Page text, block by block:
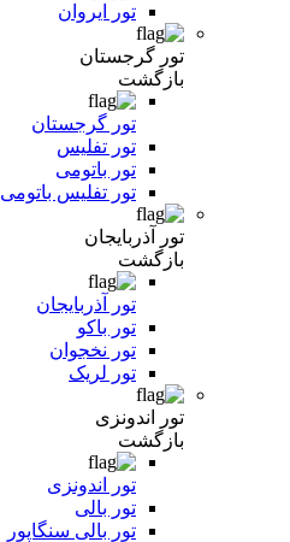
تور ایروان
تور گرجستان
بازگشت
تور گرجستان
تور تفلیس
تور باتومی
تور تفلیس باتومی
تور آذربایجان
بازگشت
تور آذربایجان
تور باکو
تور نخجوان
تور لریک
تور اندونزی
بازگشت
تور اندونزی
تور بالی
تور بالی سنگاپور